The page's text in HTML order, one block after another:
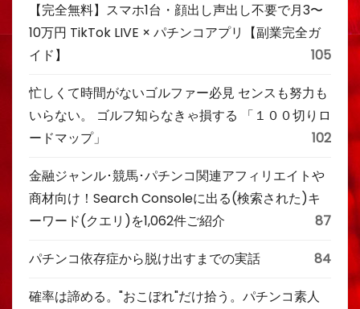
【完全無料】スマホ1台・顔出し声出し不要で月3〜
10万円 TikTok LIVE × パチンコアプリ【副業完全ガ
イド】
105
忙しくて時間がないゴルファー必見 センスも努力も
いらない。 ゴルフ知らなきゃ損する 「１００切りロ
ードマップ」
102
金融ジャンル･競馬･パチンコ関連アフィリエイトや
商材向け！Search Consoleに出る(検索された)キ
ーワード(クエリ)を1,062件ご紹介
87
パチンコ依存症から脱け出すまでの実話 84
確率は諦める。"おこぼれ"だけ拾う。パチンコ素人